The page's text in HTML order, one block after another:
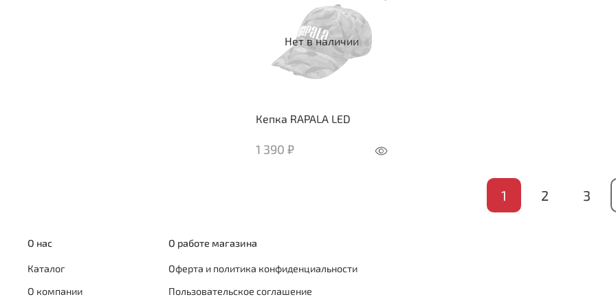
Нет в наличии
Кепка RAPALA LED
1 390 ₽
1 2 3
О нас
Каталог
О компании
О работе магазина
Оферта и политика конфиденциальности
Пользовательское соглашение